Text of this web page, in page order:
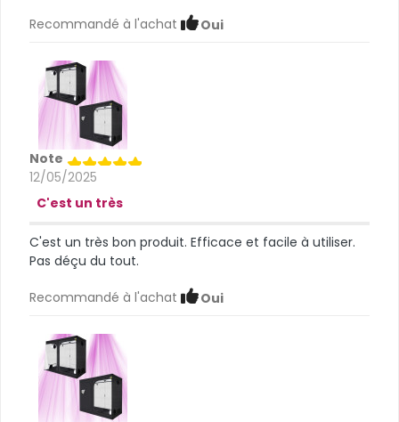
Recommandé à l'achat Oui
Note
12/05/2025
C'est un très
C'est un très bon produit. Efficace et facile à utiliser.
Pas déçu du tout.
Recommandé à l'achat Oui